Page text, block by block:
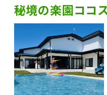
秘境の楽園ココ